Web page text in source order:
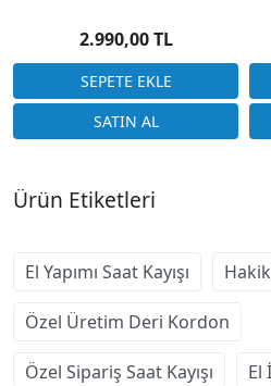
2.990,00 TL
Ürün Etiketleri
El Yapımı Saat Kayışı
Özel Üretim Deri Kordon
Özel Sipariş Saat Kayışı El